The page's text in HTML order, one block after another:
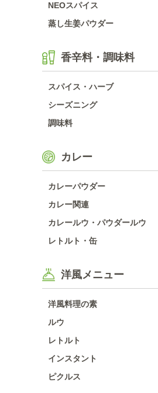
NEOスパイス
蒸し生姜パウダー
香辛料・調味料
スパイス・ハーブ
シーズニング
調味料
カレー
カレーパウダー
カレー関連
カレールウ・パウダールウ
レトルト・缶
洋風メニュー
洋風料理の素
ルウ
レトルト
インスタント
ピクルス